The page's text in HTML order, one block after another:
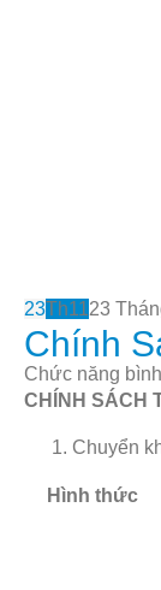
23Th1123
Chính
Chức năng
CHÍNH SÁCH
Chuyển
Hình thức